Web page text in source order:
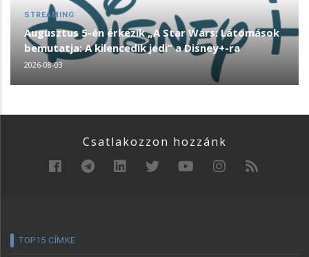
STREAMING
Augusztus 5-én érkezik „A Star Wars: Látomások
bemutatja: A kilencedik jedi” a Disney+-ra
2026-08-03
Csatlakozzon hozzánk
TOP15 CÍMKE